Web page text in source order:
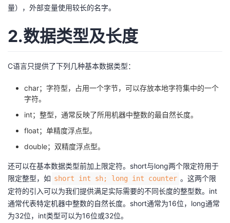
子
直
的
我
注
发
学
堂
Programs
的
持
我
量），外部变量使用较长的名字。
2.数据类型及长度
C语言只提供了下列几种基本数据类型：
char；字符型，占用一个字节，可以存放本地字符集中的一个
字符。
int；整型，通常反映了所用机器中整数的最自然长度。
float；单精度浮点型。
double；双精度浮点型。
还可以在基本数据类型前加上限定符。short与long两个限定符用于
限定整型，如 short int sh; long int counter 。这两个限
定符的引入可以为我们提供满足实际需要的不同长度的整型数。int
通常代表特定机器中整数的自然长度。short通常为16位，long通常
为32位，int类型可以为16位或32位。